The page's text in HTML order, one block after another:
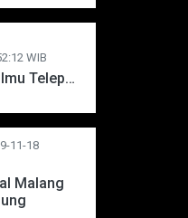
WIB
Menguak Rahasia Ilmu Telepati
11-18
Malang